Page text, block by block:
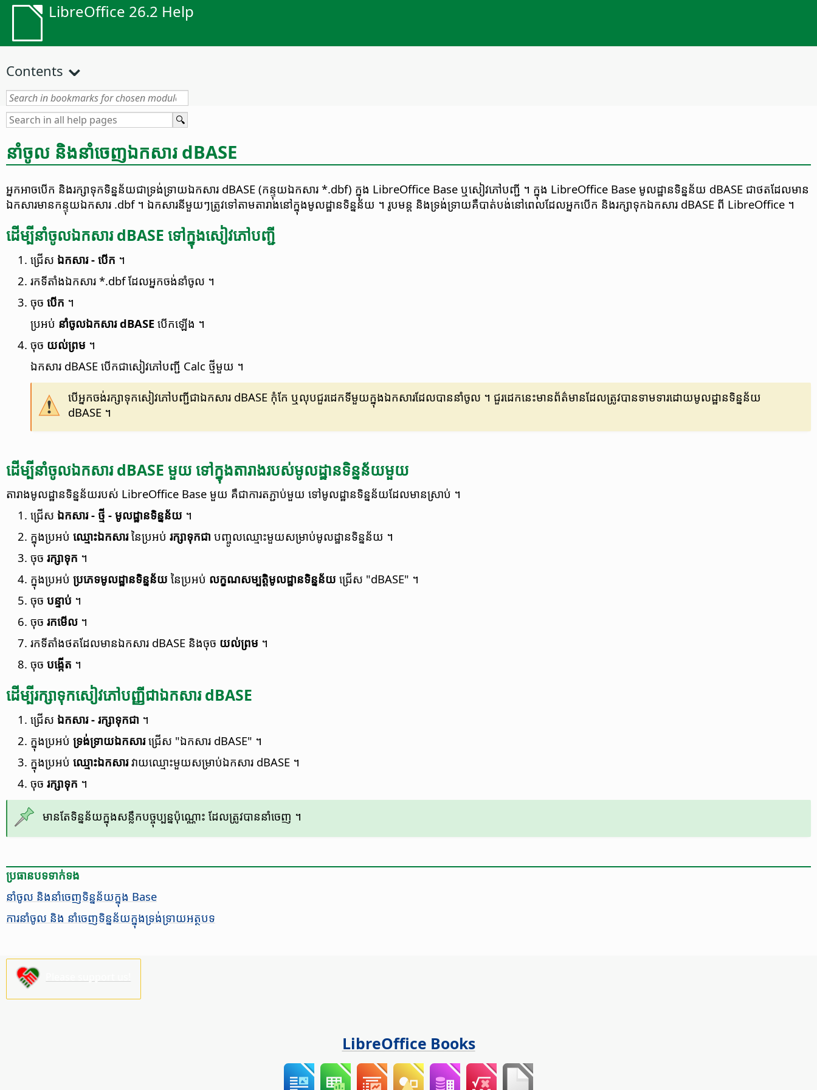
LibreOffice 26.2 Help
Contents
នាំចូល និង​នាំចេញ​ឯកសារ dBASE
អ្នក​អាច​បើក និង​រក្សាទុក​ទិន្នន័យ​ជា​ទ្រង់ទ្រាយ​ឯកសារ dBASE (កន្ទុយ​ឯកសារ *.dbf) ក្នុង LibreOffice Base ឬ​សៀវភៅ​បញ្ជី ។ ក្នុង LibreOffice Base មូលដ្ឋានទិន្នន័យ dBASE ជា​ថត​ដែល​មាន​
ឯកសារ​​មាន​កន្ទុយ​ឯកសារ .dbf ។ ឯកសារ​នីមួយៗ​ត្រូវទៅ​តាម​តារាង​នៅ​ក្នុង​មូលដ្ឋាន​ទិន្នន័យ ។ រូបមន្ត និង​ទ្រង់ទ្រាយ​គឺ​បាត់បង់​នៅពេល​ដែល​អ្នក​បើក និង​រក្សាទុកឯកសារ dBASE ពី LibreOffice ។
ដើម្បី​នាំ​ចូល​ឯកសារ dBASE ទៅ​ក្នុង​សៀវភៅ​បញ្ជី
ជ្រើស ឯកសារ - បើក ។
រក​ទីតាំង​ឯកសារ *.dbf ដែល​អ្នក​ចង់​នាំ​ចូល ។
ចុច បើក ។
ប្រអប់ នាំ​ចូល​ឯកសារ dBASE បើក​ឡើង ។
ចុច យល់ព្រម ។
ឯកសារ dBASE បើក​ជា​សៀវភៅ​បញ្ជី Calc ថ្មី​មួយ ។
បើ​អ្នក​ចង់​រក្សា​ទុក​សៀវភៅ​បញ្ជី​ជា​ឯកសារ dBASE កុំ​កែ ឬ​លុប​ជួរ​ដេក​ទី​មួយ​ក្នុង​ឯកសារ​ដែល​បាន​នាំ​ចូល ។ ជួរ​ដេក​នេះ​មាន​ព័ត៌មាន​ដែល​ត្រូវ​បាន​ទាមទារ​ដោយ​មូលដ្ឋាន​ទិន្នន័យ
dBASE ។
ដើម្បី​នាំចូល​ឯកសារ dBASE មួយ ទៅ​ក្នុង​តារាង​របស់​មូលដ្ឋាន​ទិន្នន័យ​មួយ
តារាង​មូលដ្ឋាន​ទិន្នន័យ​របស់ LibreOffice Base មួយ គឺ​ជាការ​តភ្ជាប់​មួយ ទៅ​មូលដ្ឋាន​ទិន្នន័យ​ដែល​មាន​ស្រាប់ ។
ជ្រើស ឯកសារ - ថ្មី - មូលដ្ឋាន​ទិន្នន័យ ។
ក្នុង​ប្រអប់ ឈ្មោះ​ឯកសារនៃ​ប្រអប់ រក្សាទុក​ជា បញ្ចូល​ឈ្មោះ​មួយ​សម្រាប់មូលដ្ឋាន​ទិន្នន័យ ។
ចុច រក្សាទុក ។
ក្នុង​ប្រអប់ ប្រភេទ​មូលដ្ឋាន​ទិន្នន័យ នៃ​ប្រអប់ លក្ខណសម្បត្តិ​មូលដ្ឋាន​ទិន្នន័យ ជ្រើស "dBASE" ។
ចុច បន្ទាប់ ។
ចុច រក​មើល ។
រក​​ទីតាំង​ថត​ដែល​មាន​ឯកសារ dBASE និង​ចុច យល់ព្រម ។
ចុច បង្កើត ។
ដើម្បី​រក្សាទុក​សៀវភៅ​បញ្ញី​ជា​ឯកសារ dBASE
ជ្រើស​ ឯកសារ​ - រក្សា​ទុក​ជា ។
ក្នុង​ប្រអប់ ទ្រង់ទ្រាយ​ឯកសារជ្រើស "ឯកសារ dBASE" ។
ក្នុង​ប្រអប់ ឈ្មោះ​ឯកសារវាយ​ឈ្មោះ​មួយ​សម្រាប់​ឯកសារ dBASE ។
ចុច រក្សាទុក ។
មាន​តែ​ទិន្នន័យ​ក្នុង​សន្លឹក​បច្ចុប្បន្ន​ប៉ុណ្ណោះ ​ដែល​ត្រូវ​បាន​នាំ​ចេញ ។
ប្រធានបទ​ទាក់ទង
នាំចូល និង​នាំចេញ​ទិន្នន័យ​ក្នុង Base
ការ​នាំ​ចូល​ និង នាំ​ចេញ​ទិន្នន័យ​​​ក្នុង​ទ្រង់ទ្រាយ​អត្ថបទ
LibreOffice Books